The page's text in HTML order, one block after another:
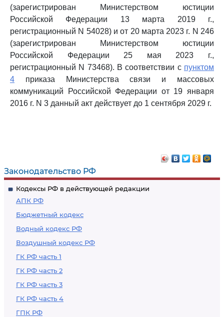
Законодательство РФ
Кодексы РФ в действующей редакции
АПК РФ
Бюджетный кодекс
Водный кодекс РФ
Воздушный кодекс РФ
ГК РФ часть 1
ГК РФ часть 2
ГК РФ часть 3
ГК РФ часть 4
ГПК РФ
(зарегистрирован Министерством юстиции
Российской Федерации 13 марта 2019 г.,
регистрационный N 54028) и от 20 марта 2023 г. N 246
(зарегистрирован Министерством юстиции
Российской Федерации 25 мая 2023 г.,
регистрационный N 73468). В соответствии с пунктом
4 приказа Министерства связи и массовых
коммуникаций Российской Федерации от 19 января
2016 г. N 3 данный акт действует до 1 сентября 2029 г.